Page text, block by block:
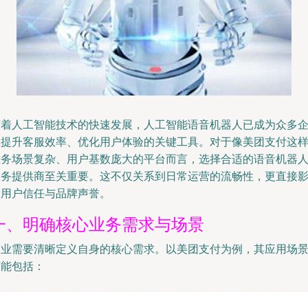
人工智能技术的快速发展，人工智能语音机器人已成为众多企
升客服效率、优化用户体验的关键工具。对于像美团支付这样
场景复杂、用户基数庞大的平台而言，选择合适的语音机器人
提供商至关重要。这不仅关系到日常运营的流畅性，更直接影
户信任与品牌声誉。
、明确核心业务需求与场景
需要清晰定义自身的核心需求。以美团支付为例，其应用场景
包括：